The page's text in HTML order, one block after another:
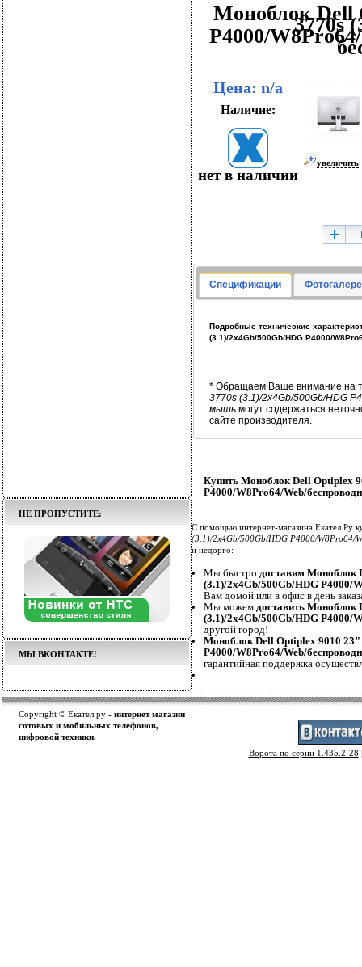
НЕ ПРОПУСТИТЕ:
МЫ ВКОНТАКТЕ!
Моноблок Dell
3770s
P4000/
Цена: n/a
Наличие:
нет в наличии
увеличить
Спецификации
Подробные технические
(3.1)/2x4Gb/500Gb/HDG P4000/
* Обращаем Ваше внимание на
3770s (3.1)/2x4Gb/500Gb/HDG
мышь могут содержаться
сайте производителя.
Купить Моноблок Dell Optiplex
P4000/W8Pro64/Web/
С помощью интернет-магазина Екател.Ру
(3.1)/2x4Gb/500Gb/HDG P4000/W8Pro64/
и недорго:
Мы быстро доставим Моноблок
(3.1)/2x4Gb/500Gb/HDG P4000/
Вам домой или в офис в день
Мы можем доставить Моноблок
(3.1)/2x4Gb/500Gb/HDG P4000/
другой город!
Моноблок Dell Optiplex 9010 23"
P4000/W8Pro64/Web/
гарантийная поддержка
Copyright © Екател.ру - интернет магазин
сотовых и мобильных телефонов,
цифровой техники.
Ворота по серии 1.435.2-28